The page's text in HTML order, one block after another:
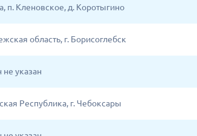
п. Кленовское, д. Коротыгино
область, г. Борисоглебск
не указан
Республика, г. Чебоксары